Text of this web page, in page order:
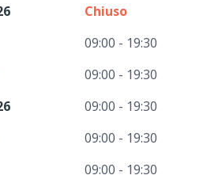
Chiuso
09:00 - 19:30
09:00 - 19:30
09:00 - 19:30
09:00 - 19:30
09:00 - 19:30